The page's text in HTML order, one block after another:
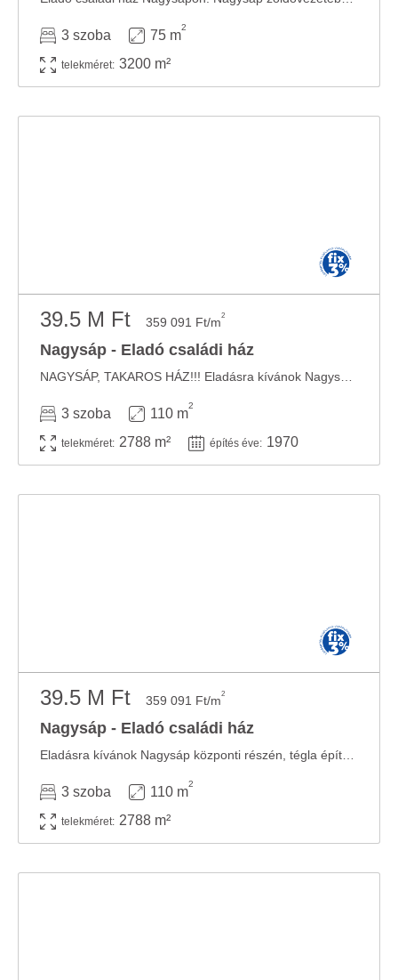
3 szoba 75 m
2
telekméret: 3200 m²
39.5 M Ft 359 091 Ft/m2
Nagysáp - Eladó családi ház
3 szoba 110 m
2
telekméret: 2788 m² építés éve: 1970
39.5 M Ft 359 091 Ft/m2
Nagysáp - Eladó családi ház
3 szoba 110 m
2
telekméret: 2788 m²